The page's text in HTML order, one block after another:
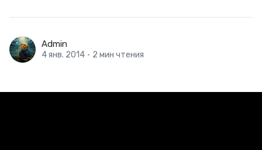
Admin
4 янв. 2014 • 2 мин чтения